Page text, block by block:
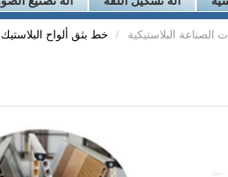
الصناعة البلاستيكية خط بثق ألواح البلاستيك